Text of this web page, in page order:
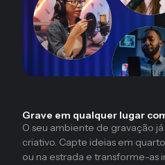
Grave em qualquer lugar
O seu ambiente de gravação
criativo. Capte ideias em
ou na estrada e transforme-as